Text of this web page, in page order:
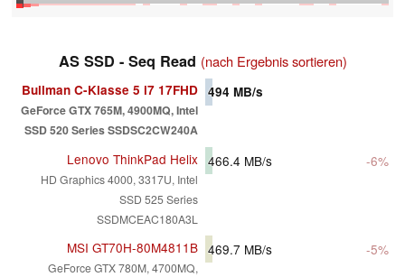
AS SSD - Seq Read (nach Ergebnis sortieren)
Bullman C-Klasse 5 i7 17FHD
GeForce GTX 765M, 4900MQ, Intel
SSD 520 Series SSDSC2CW240A
494 MB/s
Lenovo ThinkPad Helix
HD Graphics 4000, 3317U, Intel
SSD 525 Series
SSDMCEAC180A3L
466.4 MB/s -6%
MSI GT70H-80M4811B
GeForce GTX 780M, 4700MQ,
469.7 MB/s -5%